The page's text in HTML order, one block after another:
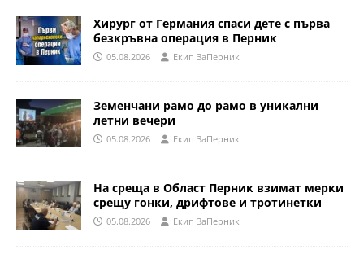
Хирург от Германия спаси дете с първа
безкръвна операция в Перник
05.08.2026 Eкип ЗаПерник
Земенчани рамо до рамо в уникални
летни вечери
05.08.2026 Eкип ЗаПерник
На среща в Област Перник взимат мерки
срещу гонки, дрифтове и тротинетки
05.08.2026 Eкип ЗаПерник